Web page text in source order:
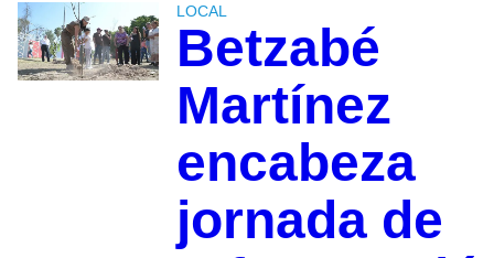
LOCAL
Betzabé
Martínez
encabeza
jornada de